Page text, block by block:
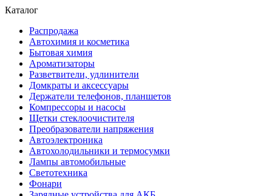
Каталог
Распродажа
Автохимия и косметика
Бытовая химия
Ароматизаторы
Разветвители, удлинители
Домкраты и аксессуары
Держатели телефонов, планшетов
Компрессоры и насосы
Щетки стеклоочистителя
Преобразователи напряжения
Автоэлектроника
Автохолодильники и термосумки
Лампы автомобильные
Светотехника
Фонари